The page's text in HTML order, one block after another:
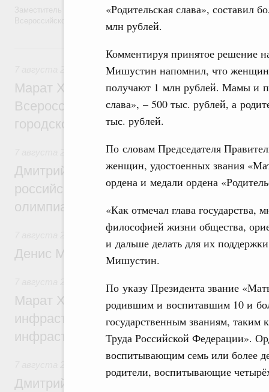
«Родительская слава», составил
млн рублей.
Комментируя принятое решение
Мишустин напомнил, что
получают 1 млн рублей. Мамы и
слава», – 500 тыс. рублей, а
тыс. рублей.
По словам Председателя
женщин, удостоенных звания
ордена и медали ордена
«Как отмечал глава государства,
философией жизни общества,
и дальше делать для их
Мишустин.
По указу Президента звание
родившим и воспитавшим 10 и
государственным званиям, таким
Труда Российской Федерации».
воспитывающим семь или более
родители, воспитывающие
Заместитель Председателя Правительства Татьяна Голикова
Всероссийского общественного движения «Волонтёры-медики» с
Экономика городов. Городская среда
Марат Хуснуллин провёл заседание
Всероссийского конкурса лучших
городской среды
Отрасль информационных технологий
Дмитрий Чернышенко и Сергей Кравцов
российскую сборную с победой на
олимпиаде по искусственному
Общие вопросы промышленной политики
Денис Мантуров посетил Ярославскую
Марат Хуснуллин: 15 объектов
инфраструктуры построили и обновили
инфраструктурным кредитам
Дмитрий Патрушев: Синхронизация